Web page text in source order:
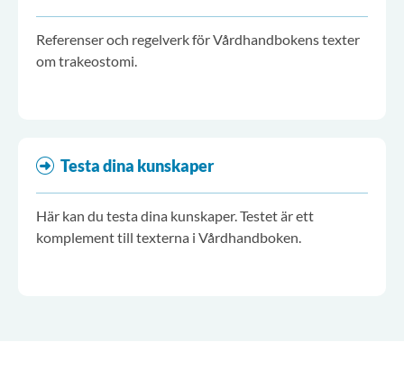
Referenser och regelverk för Vårdhandbokens texter
om trakeostomi.
Testa dina kunskaper
Här kan du testa dina kunskaper. Testet är ett
komplement till texterna i Vårdhandboken.